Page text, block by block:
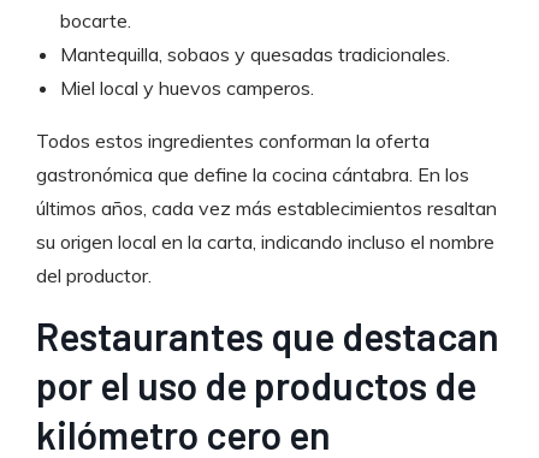
bocarte.
Mantequilla, sobaos y quesadas tradicionales.
Miel local y huevos camperos.
Todos estos ingredientes conforman la oferta
gastronómica que define la cocina cántabra. En los
últimos años, cada vez más establecimientos resaltan
su origen local en la carta, indicando incluso el nombre
del productor.
Restaurantes que destacan
por el uso de productos de
kilómetro cero en